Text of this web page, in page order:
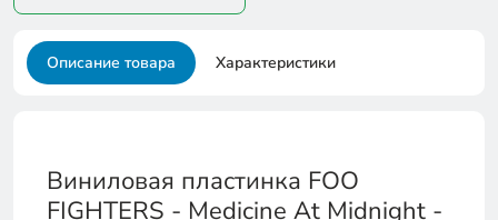
Описание товара Характеристики
Виниловая пластинка FOO
FIGHTERS - Medicine At Midnight -